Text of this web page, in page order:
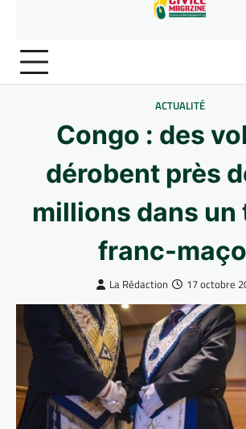
ACTUALITÉ
Congo : des
dérobent près
millions dans un
franc-
La Rédaction 17 octobre